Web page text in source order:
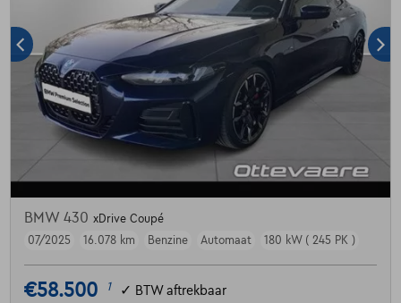
BMW 430 xDrive Coupé
07/2025
16.078 km Benzine Automaat 180 kW ( 245 PK )
€58.500 1 ✓ BTW aftrekbaar